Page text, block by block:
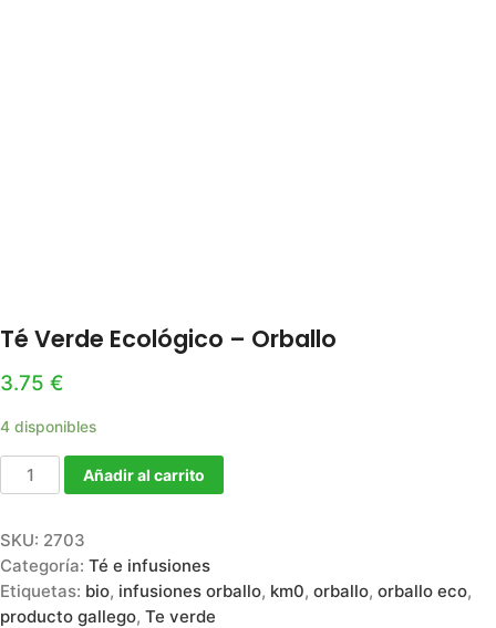
Té Verde Ecológico – Orballo
3.75 €
4 disponibles
Añadir al carrito
SKU: 2703
Categoría: Té e infusiones
Etiquetas: bio, infusiones orballo, km0, orballo, orballo eco,
producto gallego, Te verde